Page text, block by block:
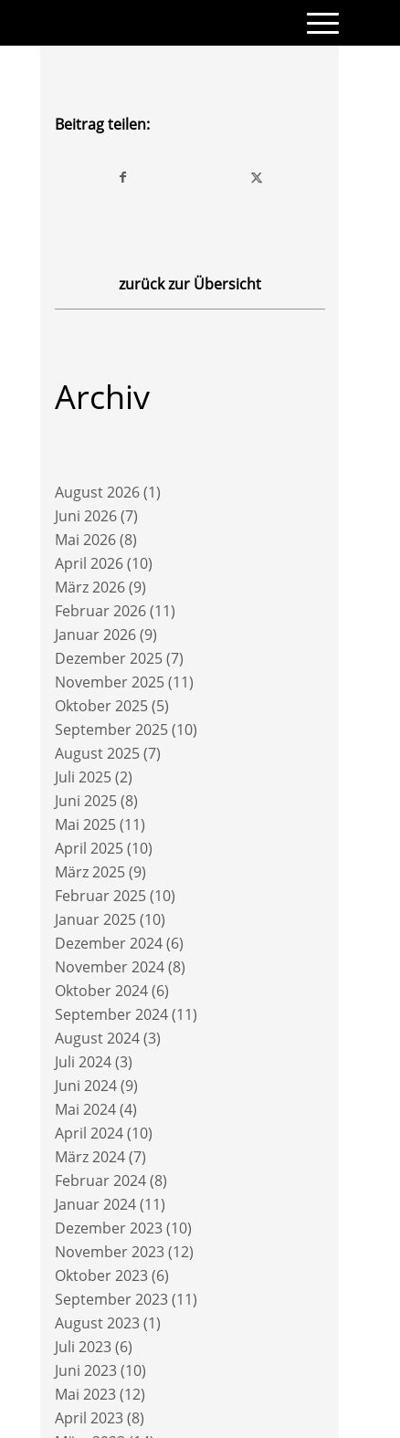
Beitrag teilen:
zurück zur Übersicht
Archiv
August 2026(1)
Juni 2026(7)
Mai 2026(8)
April 2026(10)
März 2026(9)
Februar 2026(11)
Januar 2026(9)
Dezember 2025(7)
November 2025(11)
Oktober 2025(5)
September 2025(10)
August 2025(7)
Juli 2025(2)
Juni 2025(8)
Mai 2025(11)
April 2025(10)
März 2025(9)
Februar 2025(10)
Januar 2025(10)
Dezember 2024(6)
November 2024(8)
Oktober 2024(6)
September 2024(11)
August 2024(3)
Juli 2024(3)
Juni 2024(9)
Mai 2024(4)
April 2024(10)
März 2024(7)
Februar 2024(8)
Januar 2024(11)
Dezember 2023(10)
November 2023(12)
Oktober 2023(6)
September 2023(11)
August 2023(1)
Juli 2023(6)
Juni 2023(10)
Mai 2023(12)
April 2023(8)